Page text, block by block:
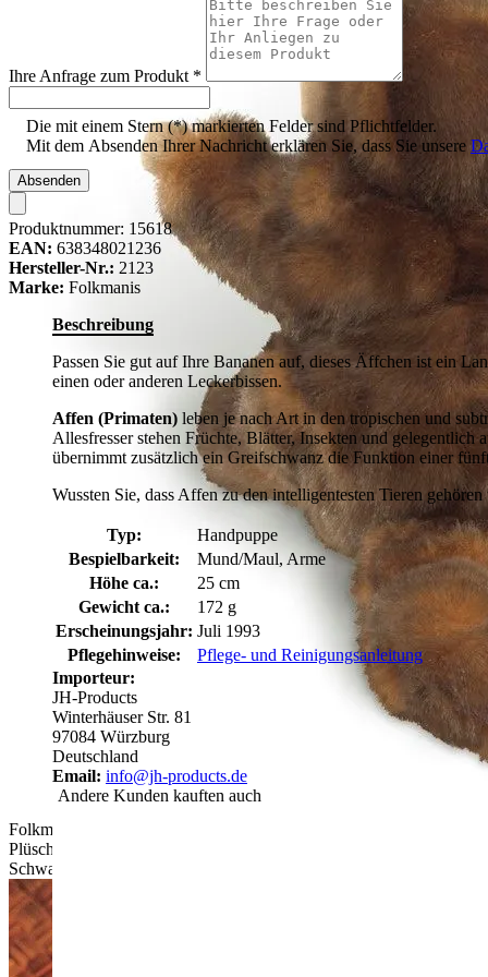
Folkmanis Affe Handpuppe von hinten: braun-meliertes
Plüschfell, ausgestreckte Arme und langer geschwungener
Schwanz.
Ihre Anfrage zum Produkt *
Die mit einem Stern (*) markierten Felder sind Pflichtfelder.
Mit dem Absenden Ihrer Nachricht erklären Sie, dass Sie unsere
Absenden
Produktnummer: 15618
EAN: 638348021236
Hersteller-Nr.: 2123
Marke: Folkmanis
Beschreibung
Passen Sie gut auf Ihre Bananen auf, dieses Äffchen ist ein
einen oder anderen Leckerbissen.
Affen (Primaten) leben je nach Art in den tropischen und
Allesfresser stehen Früchte, Blätter, Insekten und
übernimmt zusätzlich ein Greifschwanz die Funktion einer
Wussten Sie, dass Affen zu den intelligentesten Tieren
Typ:
Handpuppe
Bespielbarkeit:
Mund/Maul, Arme
Höhe ca.:
25 cm
Gewicht ca.:
172 g
Erscheinungsjahr: Juli 1993
Pflegehinweise:
Pflege- und Reinigungsanleitung
Importeur:
JH-Products
Winterhäuser Str. 81
97084 Würzburg
Deutschland
Email: info@jh-products.de
Andere Kunden kauften auch